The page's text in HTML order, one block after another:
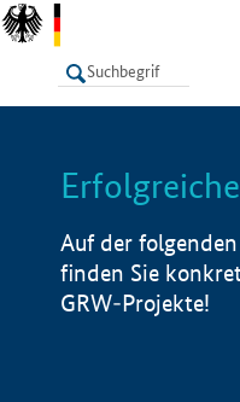
LISTE
Auf der
finden Sie
GRW-Projekte!